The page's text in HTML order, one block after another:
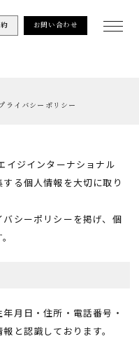
お問い合わせ
ライバシーポリシー
イジインターナショナル
る個人情報を大切に取り
シーポリシーを掲げ、個
月日・住所・電話番号・
と認識しております。